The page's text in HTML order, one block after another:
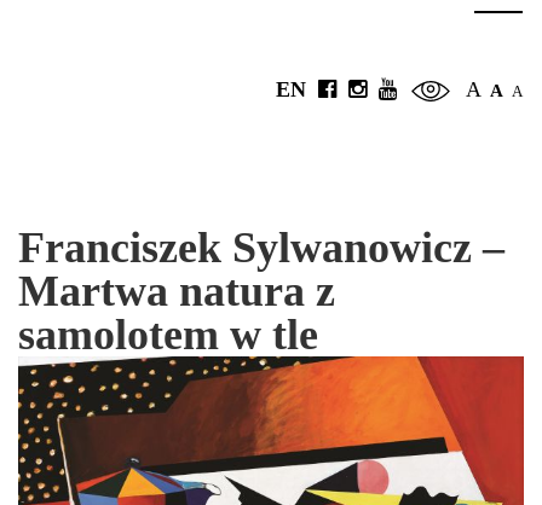
A A A
EN
Franciszek Sylwanowicz –
Martwa natura z
samolotem w tle